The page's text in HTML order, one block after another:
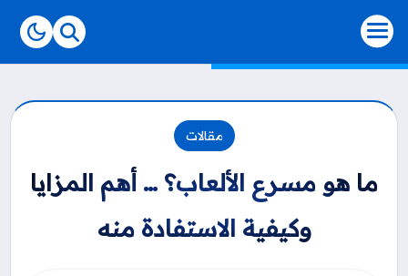
مقالات
ما هو مسرع الألعاب؟ … أهم المزايا
وكيفية الاستفادة منه